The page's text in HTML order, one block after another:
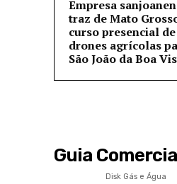
Empresa
traz de Mato
curso presencial de
drones agrícolas
São João da Boa
Guia
Disk Gás e Água